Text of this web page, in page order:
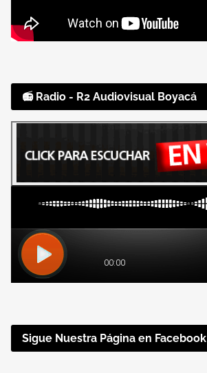
📻 Radio - R2 Audiovisual Boyacá
Sigue Nuestra Página en Facebook